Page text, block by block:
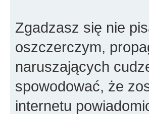
Zgadzasz się nie
oszczerczym,
naruszających
spowodować, że
internetu